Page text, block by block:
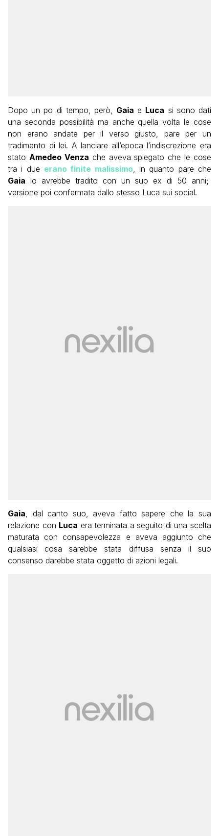
Dopo un po di tempo, però, Gaia e Luca si sono dati
una seconda possibilità ma anche quella volta le cose
non erano andate per il verso giusto, pare per un
tradimento di lei. A lanciare all’epoca l’indiscrezione era
stato Amedeo Venza che aveva spiegato che le cose
tra i due erano finite malissimo, in quanto pare che
Gaia lo avrebbe tradito con un suo ex di 50 anni;
versione poi confermata dallo stesso Luca sui social.
Gaia , dal canto suo, aveva fatto sapere che la sua
relazione con Luca era terminata a seguito di una scelta
maturata con consapevolezza e aveva aggiunto che
qualsiasi cosa sarebbe stata diffusa senza il suo
consenso darebbe stata oggetto di azioni legali.